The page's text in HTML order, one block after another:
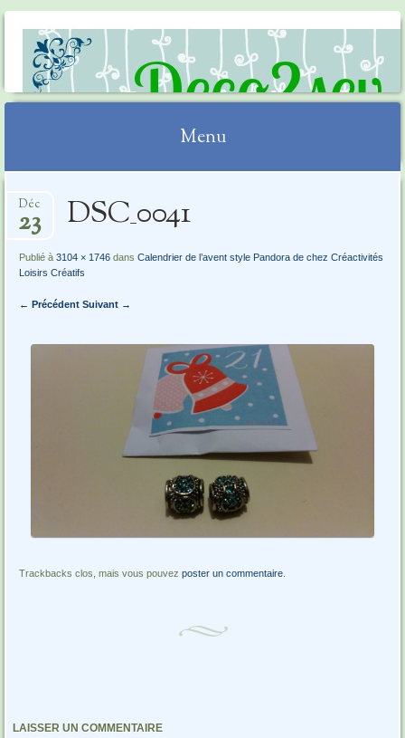
DECO2SEV
Menu
au
contenu
DSC_0041
Déc
23
Publié à3104 × 1746 dansCalendrier de l’avent style Pandora de chez Créactivités
Loisirs Créatifs
← Précédent Suivant →
Trackbacks clos, mais vous pouvezposter un commentaire
LAISSER UN COMMENTAIRE